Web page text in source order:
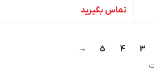
تماس بگیرید
3
4
5
→